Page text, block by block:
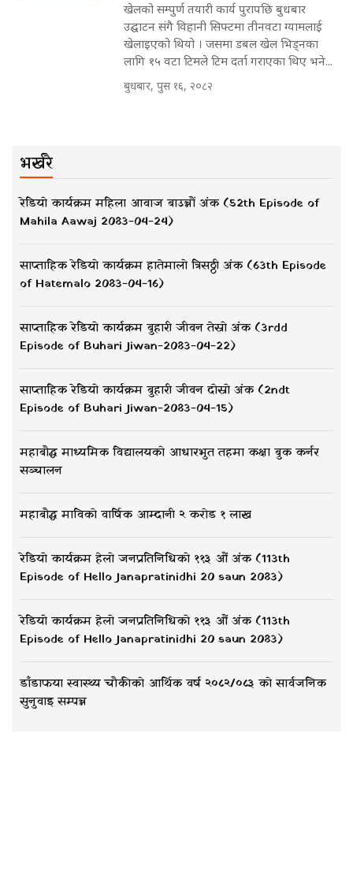
खेलको सम्पुर्ण तयारी कार्य पुरापछि बुधबार
उद्घाटन संगै विहानी सिफ्टमा तीनवटा ग्यामलाई
खेलाइएको थियो । जसमा डबल खेल भिड्नका
लागि १५ वटा टिमले टिम दर्ता गराएका थिए भने...
बुधबार, पुस १६, २०८२
भर्खरै
रेडियो कार्यक्रम महिला आवाज बाउन्नौं अंक (52th Episode of
Mahila Aawaj 2083-04-24)
साप्ताहिक रेडियो कार्यक्रम हातेमालो त्रिसठ्ठी अंक (63th Episode
of Hatemalo 2083-04-16)
साप्ताहिक रेडियो कार्यक्रम बुहारी जीवन तेस्रो अंक (3rdd
Episode of Buhari Jiwan-2083-04-22)
साप्ताहिक रेडियो कार्यक्रम बुहारी जीवन दोस्रो अंक (2ndt
Episode of Buhari Jiwan-2083-04-15)
महाबौद्ध माध्यमिक विद्यालयको आधारभुत तहमा कक्षा बुक कर्नर
सञ्चालन
महाबौद्ध माविको वार्षिक आम्दानी २ करोड १ लाख
रेडियो कार्यक्रम हेलो जनप्रतिनिधिको ११३ औं अंक (113th
Episode of Hello Janapratinidhi 20 saun 2083)
रेडियो कार्यक्रम हेलो जनप्रतिनिधिको ११३ औं अंक (113th
Episode of Hello Janapratinidhi 20 saun 2083)
डाँडाफया स्वास्थ्य चौकीको आर्थिक वर्ष २०८२/०८३ को सार्वजनिक
सुनुवाइ सम्पन्न